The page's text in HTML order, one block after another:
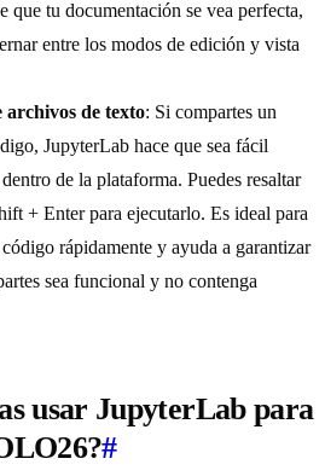
que tu documentación se vea perfecta,
entre los modos de edición y vista
archivos de texto: Si compartes un
JupyterLab hace que sea fácil
de la plataforma. Puedes resaltar
+ Enter para ejecutarlo. Es ideal para
rápidamente y ayuda a garantizar
sea funcional y no contenga
usar JupyterLab para
#